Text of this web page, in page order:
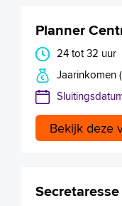
Planner
24 tot 32 uur
Jaarinkomen
Bekijk deze